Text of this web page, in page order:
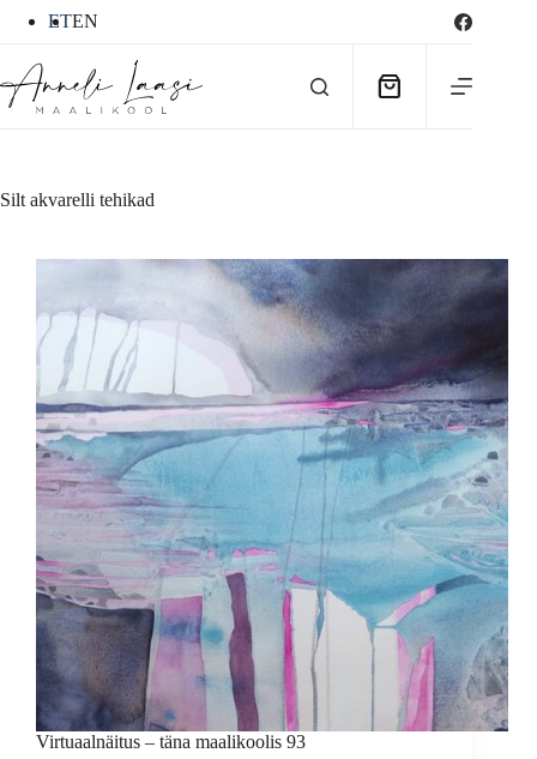
ETEN
Ostukorv
Silt akvarelli tehikad
Virtuaalnäitus – täna maalikoolis 93